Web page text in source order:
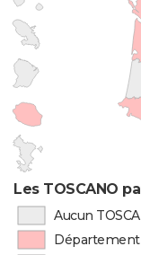
Les TOSCANO
Aucun
Département